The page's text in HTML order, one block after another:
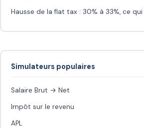
Hausse de la flat tax : 30% à 33%, ce
Simulateurs populaires
Salaire Brut → Net
Impôt sur le revenu
APL